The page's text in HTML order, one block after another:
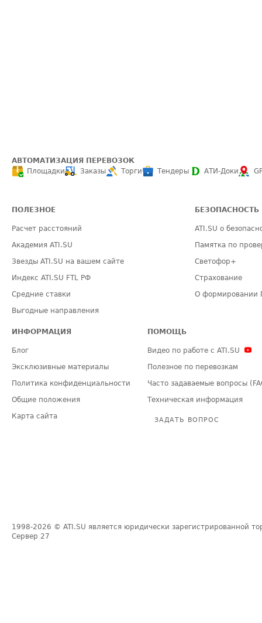
АВТОМАТИЗАЦИЯ ПЕРЕВОЗОК
Площадки
Заказы Торги Тендеры АТИ-Доки
ПОЛЕЗНОЕ
Расчет расстояний
Академия ATI.SU
Звезды ATI.SU на вашем сайте
Индекс ATI.SU FTL РФ
Средние ставки
Выгодные направления
БЕЗОПАСНОСТЬ
ATI.SU о
Памятка по
Светофор+
Страхование
О формировании
ИНФОРМАЦИЯ
Блог
Эксклюзивные материалы
Политика конфиденциальности
Общие положения
Карта сайта
ПОМОЩЬ
Видео по работе с ATI.SU
Полезное по перевозкам
Часто задаваемые вопросы
Техническая информация
ЗАДАТЬ ВОПРОС
1998-2026 © ATI.SU является юридически зарегистрированной
Сервер 27